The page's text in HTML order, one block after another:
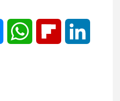
MessengerWhatsApp Flipboard